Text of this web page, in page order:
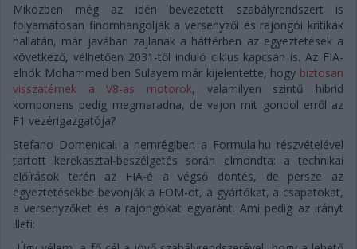
Miközben még az idén bevezetett szabályrendszert is
folyamatosan finomhangolják a versenyzői és rajongói kritikák
hallatán, már javában zajlanak a háttérben az egyeztetések a
következő, vélhetően 2031-től induló ciklus kapcsán is. Az FIA-
elnök Mohammed ben Sulayem már kijelentette, hogy biztosan
visszatérnek a V8-as motorok, valamilyen szintű hibrid
komponens pedig megmaradna, de vajon mit gondol erről az
F1 vezérigazgatója?
Stefano Domenicali a nemrégiben a Formula.hu részvételével
tartott kerekasztal-beszélgetés során elmondta: a technikai
előírások terén az FIA-é a végső döntés, de persze az
egyeztetésekbe bevonják a FOM-ot, a gyártókat, a csapatokat,
a versenyzőket és a rajongókat egyaránt. Ami pedig az irányt
illeti: